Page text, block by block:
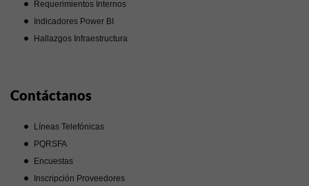
Requerimientos Internos
Indicadores Power BI
Hallazgos Infraestructura
Contáctanos
Líneas Telefónicas
PQRSFA
Encuestas
Inscripción Proveedores